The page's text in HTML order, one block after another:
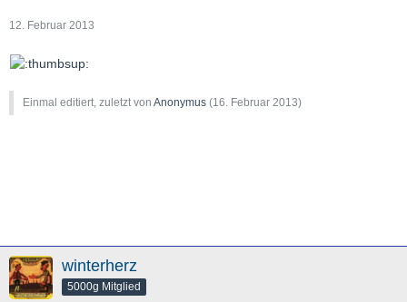
12. Februar 2013
Einmal editiert, zuletzt von Anonymus (16. Februar 2013)
winterherz
5000g Mitglied